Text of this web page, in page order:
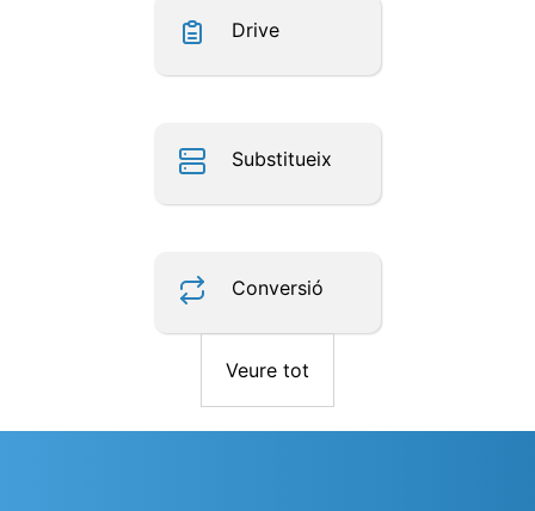
Drive
Substitueix
Conversió
Veure tot